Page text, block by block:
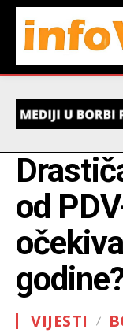
od
VIJESTI